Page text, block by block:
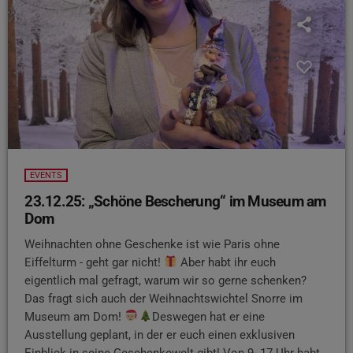
EVENTS
23.12.25: „Schöne Bescherung“ im Museum am
Dom
Weihnachten ohne Geschenke ist wie Paris ohne
Eiffelturm - geht gar nicht!
Aber habt ihr euch
eigentlich mal gefragt, warum wir so gerne schenken?
Das fragt sich auch der Weihnachtswichtel Snorre im
Museum am Dom!
Deswegen hat er eine
Ausstellung geplant, in der er euch einen exklusiven